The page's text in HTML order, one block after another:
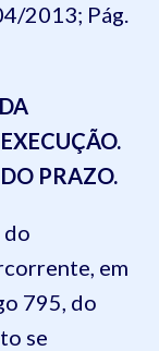
2013; Pág.
PRAZO.
do
em
795, do
se